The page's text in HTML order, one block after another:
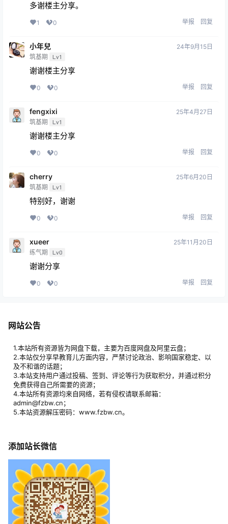
多谢楼主分享。
1 0 举报 回复
小年兒
筑基期 Lv1
24年9月15日
谢谢楼主分享
0 0 举报 回复
fengxixi
筑基期 Lv1
25年4月27日
谢谢楼主分享
0 0 举报 回复
cherry
筑基期 Lv1
25年6月20日
特别好，谢谢
0 0 举报 回复
xueer
练气期 Lv0
25年11月20日
谢谢分享
0 0 举报 回复
网站公告
1.本站所有资源皆为网盘下载，主要为百度网盘及阿里云盘；
2.本站仅分享早教育儿方面内容，严禁讨论政治、影响国家稳定、以
及不和谐的话题；
3.本站支持用户通过投稿、签到、评论等行为获取积分，并通过积分
免费获得自己所需要的资源；
4.本站所有资源均来自网络，若有侵权请联系邮箱：
admin@fzbw.cn；
5.本站资源解压密码：www.fzbw.cn。
添加站长微信